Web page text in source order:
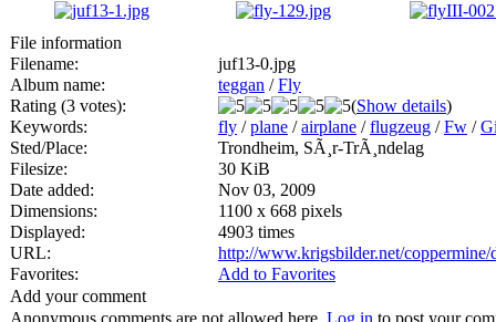
File information
Filename:
juf13-0.jpg
Album name:
teggan /Fly
Rating (3 votes):
(Show details)
Keywords:
fly /plane /airplane /flugzeug /Fw /
Sted/Place:
Trondheim, SÃ¸r-TrÃ¸ndelag
Filesize:
30 KiB
Date added:
Nov 03, 2009
Dimensions:
1100 x 668 pixels
Displayed:
4903 times
URL:
http://www.krigsbilder.net/
Favorites:
Add to Favorites
Add your comment
Anonymous comments are not allowed here. Log in to post your